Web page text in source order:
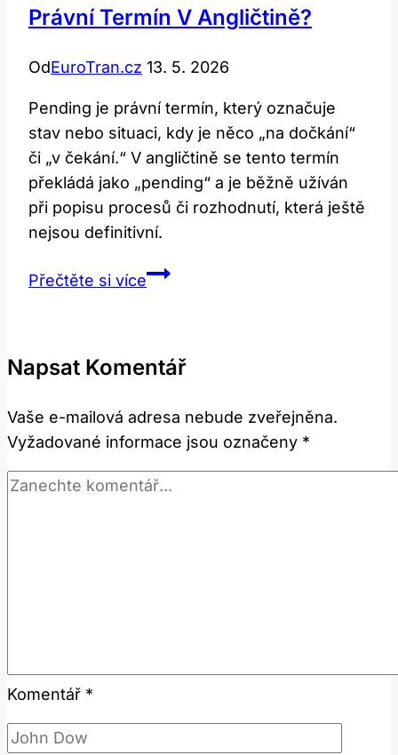
Právní Termín V Angličtině?
OdEuroTran.cz 13. 5. 2026
Pending je právní termín, který označuje
stav nebo situaci, kdy je něco „na dočkání“
či „v čekání.“ V angličtině se tento termín
překládá jako „pending“ a je běžně užíván
při popisu procesů či rozhodnutí, která ještě
nejsou definitivní.
Přečtěte si vícePending:
právní
v
angličtině?
Napsat Komentář
Vaše e-mailová adresa nebude zveřejněna.
Vyžadované informace jsou označeny *
Komentář *